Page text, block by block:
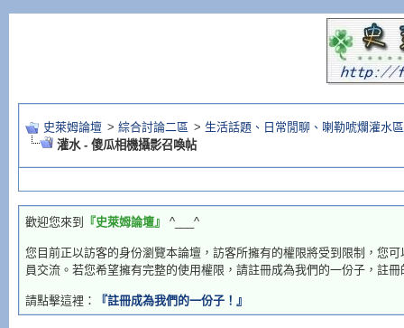
史萊姆論壇 > 綜合討論二區 > 生活話題、日常閒聊、喇勒唬爛灌水區
灌水 - 傻瓜相機攝影召喚帖
歡迎您來到 『史萊姆論壇』 ^___^
您目前正以訪客的身份瀏覽本論壇，訪客所擁有的權限將受到限制，您
員交流。若您希望擁有完整的使用權限，請註冊成為我們的一份子，註
請點擊這裡： 『註冊成為我們的一份子！』